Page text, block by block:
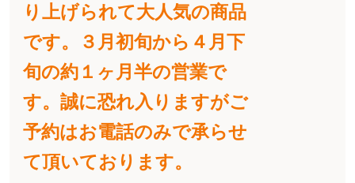
り上げられて大人気の商品
です。３月初旬から４月下
旬の約１ヶ月半の営業で
す。誠に恐れ入りますがご
予約はお電話のみで承らせ
て頂いております。